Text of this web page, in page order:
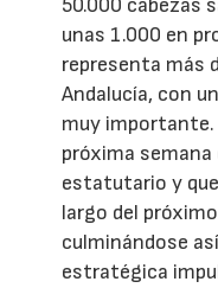
50.000 cabezas
unas 1.000 en
representa más
Andalucía, con
muy
próxima
estatutario y
largo del
culminándose
estratégica